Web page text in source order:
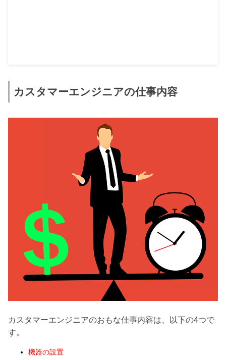
カスタマーエンジニアの仕事内容
カスタマーエンジニアのおもな仕事内容は、以下の4つで
す。
機器の設置